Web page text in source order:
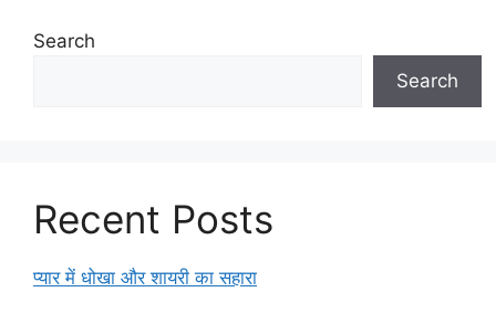
Search
Search
Recent Posts
प्यार में धोखा और शायरी का सहारा